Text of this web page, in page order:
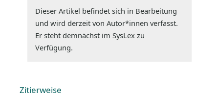
Dieser Artikel befindet sich in Bearbeitung
und wird derzeit von Autor*innen verfasst.
Er steht demnächst im SysLex zu
Verfügung.
Zitierweise